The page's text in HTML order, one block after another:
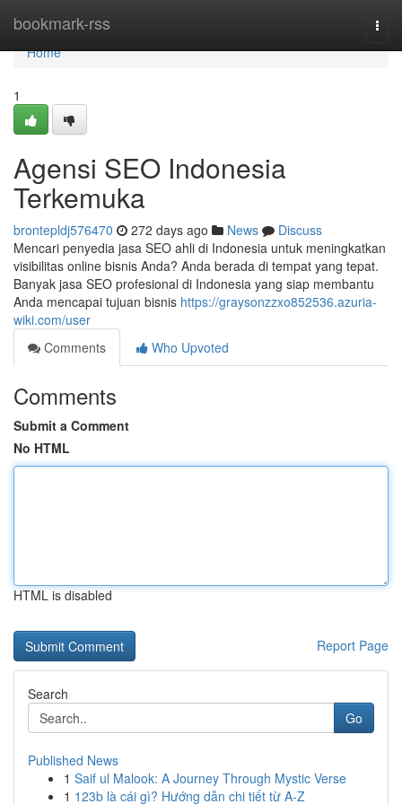
bookmark-rss
Home
Home
1
Agensi SEO Indonesia
Terkemuka
brontepldj576470 272 days ago News
Discuss
Mencari penyedia jasa SEO ahli di Indonesia untuk meningkatkan
visibilitas online bisnis Anda? Anda berada di tempat yang tepat.
Banyak jasa SEO profesional di Indonesia yang siap membantu
Anda mencapai tujuan bisnis https://graysonzzxo852536.azuria-
wiki.com/user
Comments
Who Upvoted
Comments
Submit a Comment
No HTML
HTML is disabled
Report Page
Search
Go
Published News
1 Saif ul Malook: A Journey Through Mystic Verse
1 123b là cái gì? Hướng dẫn chi tiết từ A-Z